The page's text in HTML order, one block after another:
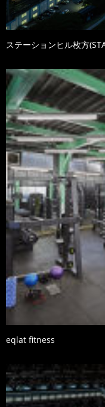
ステーションヒル枚方
eqlat fitness